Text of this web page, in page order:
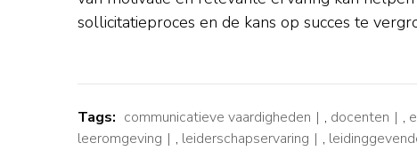
sollicitatieproces en de kans op succes te
Tags: communicatieve vaardigheden , docenten ,
leeromgeving
, leiderschapservaring ,